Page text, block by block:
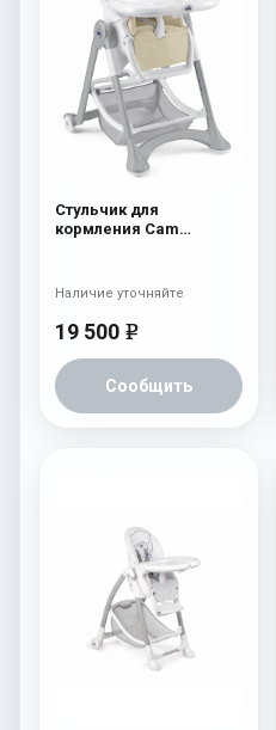
Стульчик для
кормления Cam
19 500 e
Сообщить
Наличие уточняйте